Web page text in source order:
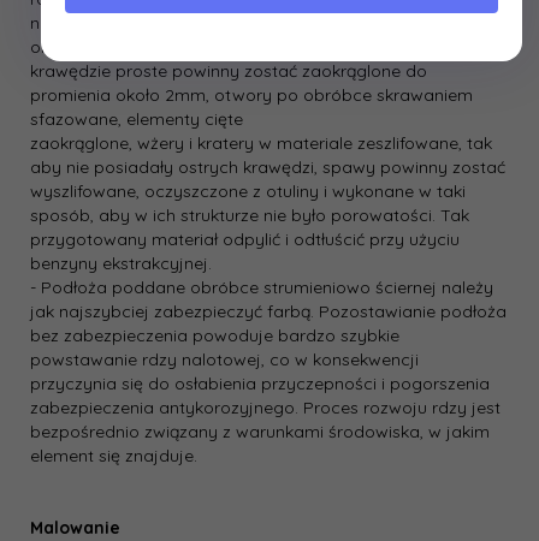
nabierze metalicznego połysku (od metalowego podłoża)”,
oraz normy PN-ISO-8501-3 w stopniu P3, to jest, wszystkie
krawędzie proste powinny zostać zaokrąglone do
promienia około 2mm, otwory po obróbce skrawaniem
sfazowane, elementy cięte
zaokrąglone, wżery i kratery w materiale zeszlifowane, tak
aby nie posiadały ostrych krawędzi, spawy powinny zostać
wyszlifowane, oczyszczone z otuliny i wykonane w taki
sposób, aby w ich strukturze nie było porowatości. Tak
przygotowany materiał odpylić i odtłuścić przy użyciu
benzyny ekstrakcyjnej.
- Podłoża poddane obróbce strumieniowo ściernej należy
jak najszybciej zabezpieczyć farbą. Pozostawianie podłoża
bez zabezpieczenia powoduje bardzo szybkie
powstawanie rdzy nalotowej, co w konsekwencji
przyczynia się do osłabienia przyczepności i pogorszenia
zabezpieczenia antykorozyjnego. Proces rozwoju rdzy jest
bezpośrednio związany z warunkami środowiska, w jakim
element się znajduje.
Malowanie